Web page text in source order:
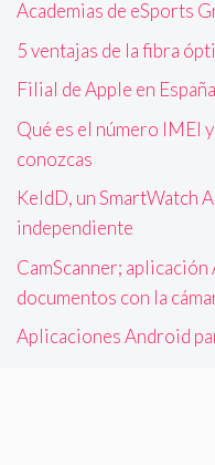
Academias de eSports
5 ventajas de la fibra
Filial de Apple en
Qué es el número IMEI
conozcas
KeldD, un SmartWatch
independiente
CamScanner;
documentos con la
Aplicaciones Android